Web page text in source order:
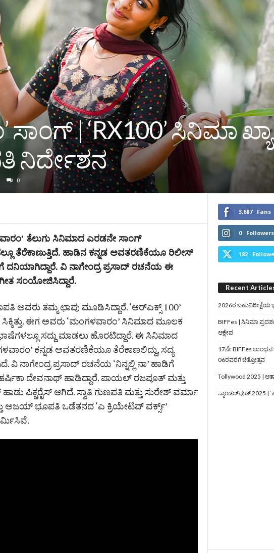
ಸಾಂಗ್‌ | ‘RX100’ ಸಿನಿಮಾ
0
ತೆಲುಗು ಸಿನಿಮಾದ ಎರಡನೇ ಸಾಂಗ್‌
ತೆರೆಕಾಣುತ್ತಿದೆ. ಹಾಡಿನ ಕನ್ನಡ ಅವತರಣಿಕೆಯೂ ರಿಲೀಸ್‌
ದನಿಯಾಗಿದ್ದಾರೆ. ವಿ ನಾಗೇಂದ್ರ ಪ್ರಸಾದ್‌ ರಚನೆಯ ಈ
ಸಂಯೋಜಿಸಿದ್ದಾರೆ.
ಅವರು ತಮ್ಮ ಛಾಪು ಮೂಡಿಸಿದ್ದಾರೆ. ‘ಆರ್​ಎಕ್ಸ್ 100’
ಈಗ ಅವರು ‘ಮಂಗಳವಾರಂ’ ಸಿನಿಮಾದ ಮೂಲಕ
ಸದ್ದು ಮಾಡಲು ಹೊರಟಿದ್ದಾರೆ. ಈ ಸಿನಿಮಾದ
ಕನ್ನಡ ಅವತರಣಿಕೆಯೂ ತೆರೆಕಾಣಲಿದ್ದು, ಸದ್ಯ
ನಾಗೇಂದ್ರ ಪ್ರಸಾದ್‌ ರಚನೆಯ ‘ನಿನ್ನಲ್ಲಿ ನಾ’ ಹಾಡಿಗೆ
ದೇವನಾಥ್‌ ಹಾಡಿದ್ದಾರೆ. ಪಾಯಲ್‌ ರಜಪೂತ್‌ ಮತ್ತು
ಪಿಕ್ಚರೈಸ್‌ ಆಗಿದೆ. ಸ್ವಾತಿ ಗುಣಪತಿ ಮತ್ತು ಸುರೇಶ್ ವರ್ಮಾ
ಅಜಯ್ ಭೂಪತಿ ಒಡೆತನದ ‘ಎ ಕ್ರಿಯೇಟಿವ್ ವರ್ಕ್ಸ್’
3,687 Fans
0 Followers
182
Recent
2026ರ ಬಹುನಿರೀಕ್ಷೆಯ
BIFFes | ಸಿನಿಮಾ
ಆಕ್ಷೇಪ
17ನೇ BIFFes
06ರವರೆಗೆ ಚಿತ್ರೋತ್ಸವ
Tollywood 2025 |
ಸ್ಯಾಂಡಲ್‌ವುಡ್‌ 2025 |